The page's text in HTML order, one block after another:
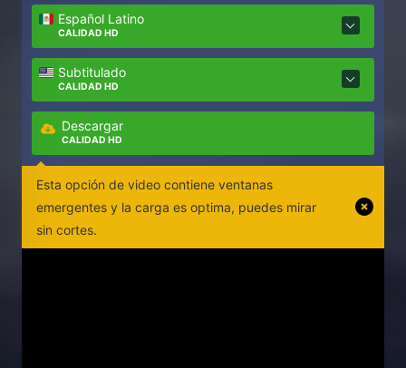
Español Latino
CALIDAD HD
Subtitulado
CALIDAD HD
Descargar
CALIDAD HD
Esta opción de video contiene ventanas
emergentes y la carga es optima, puedes mirar
sin cortes.